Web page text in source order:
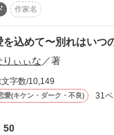
くて
い、アメを。
の
取るよ。」
作家名
を込めて〜別れはいつ
りぃぃな／著
字数/10,149
愛(キケン・ダーク・不良) 31
50